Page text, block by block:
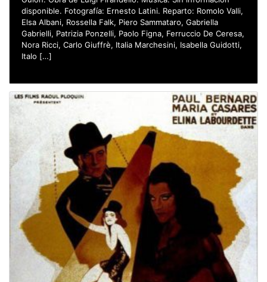
disponible. Fotografía: Ernesto Latini. Reparto: Romolo Valli,
Elsa Albani, Rossella Falk, Piero Sammataro, Gabriella
Gabrielli, Patrizia Ponzelli, Paolo Figna, Ferruccio De Ceresa,
Nora Ricci, Carlo Giuffrè, Italia Marchesini, Isabella Guidotti,
Italo […]